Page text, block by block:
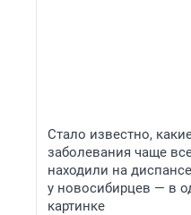
Стало известно,
заболевания чаще
находили на
у новосибирцев — в
картинке